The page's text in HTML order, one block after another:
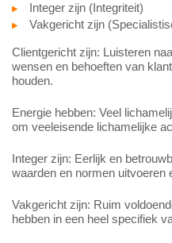
Integer zijn (Integriteit)
Vakgericht zijn
Clientgericht zijn: Luisteren
wensen en behoeften van
houden.
Energie hebben: Veel
om veeleisende lichamelijke
Integer zijn: Eerlijk en
waarden en normen uitvoeren
Vakgericht zijn: Ruim
hebben in een heel specifiek